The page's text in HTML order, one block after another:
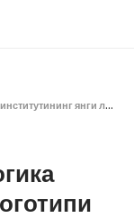
янги логотипи эълон қилинди